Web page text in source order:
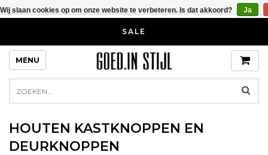
SALE
MENU
HOUTEN KASTKNOPPEN EN
DEURKNOPPEN
Wij slaan cookies op om onze website te verbeteren. Is dat akkoord? Ja